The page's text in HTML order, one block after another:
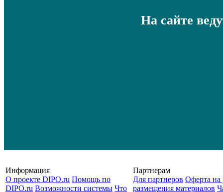
На сайте
Информация
О проекте DIPO.ru Помощь по
DIPO.ru Возможности системы Что
Партнерам
Для партнеров Оферта на
размещения материалов